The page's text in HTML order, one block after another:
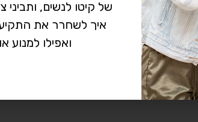
של קיטו לנשים,
איך לשחרר את
ואפילו למנוע